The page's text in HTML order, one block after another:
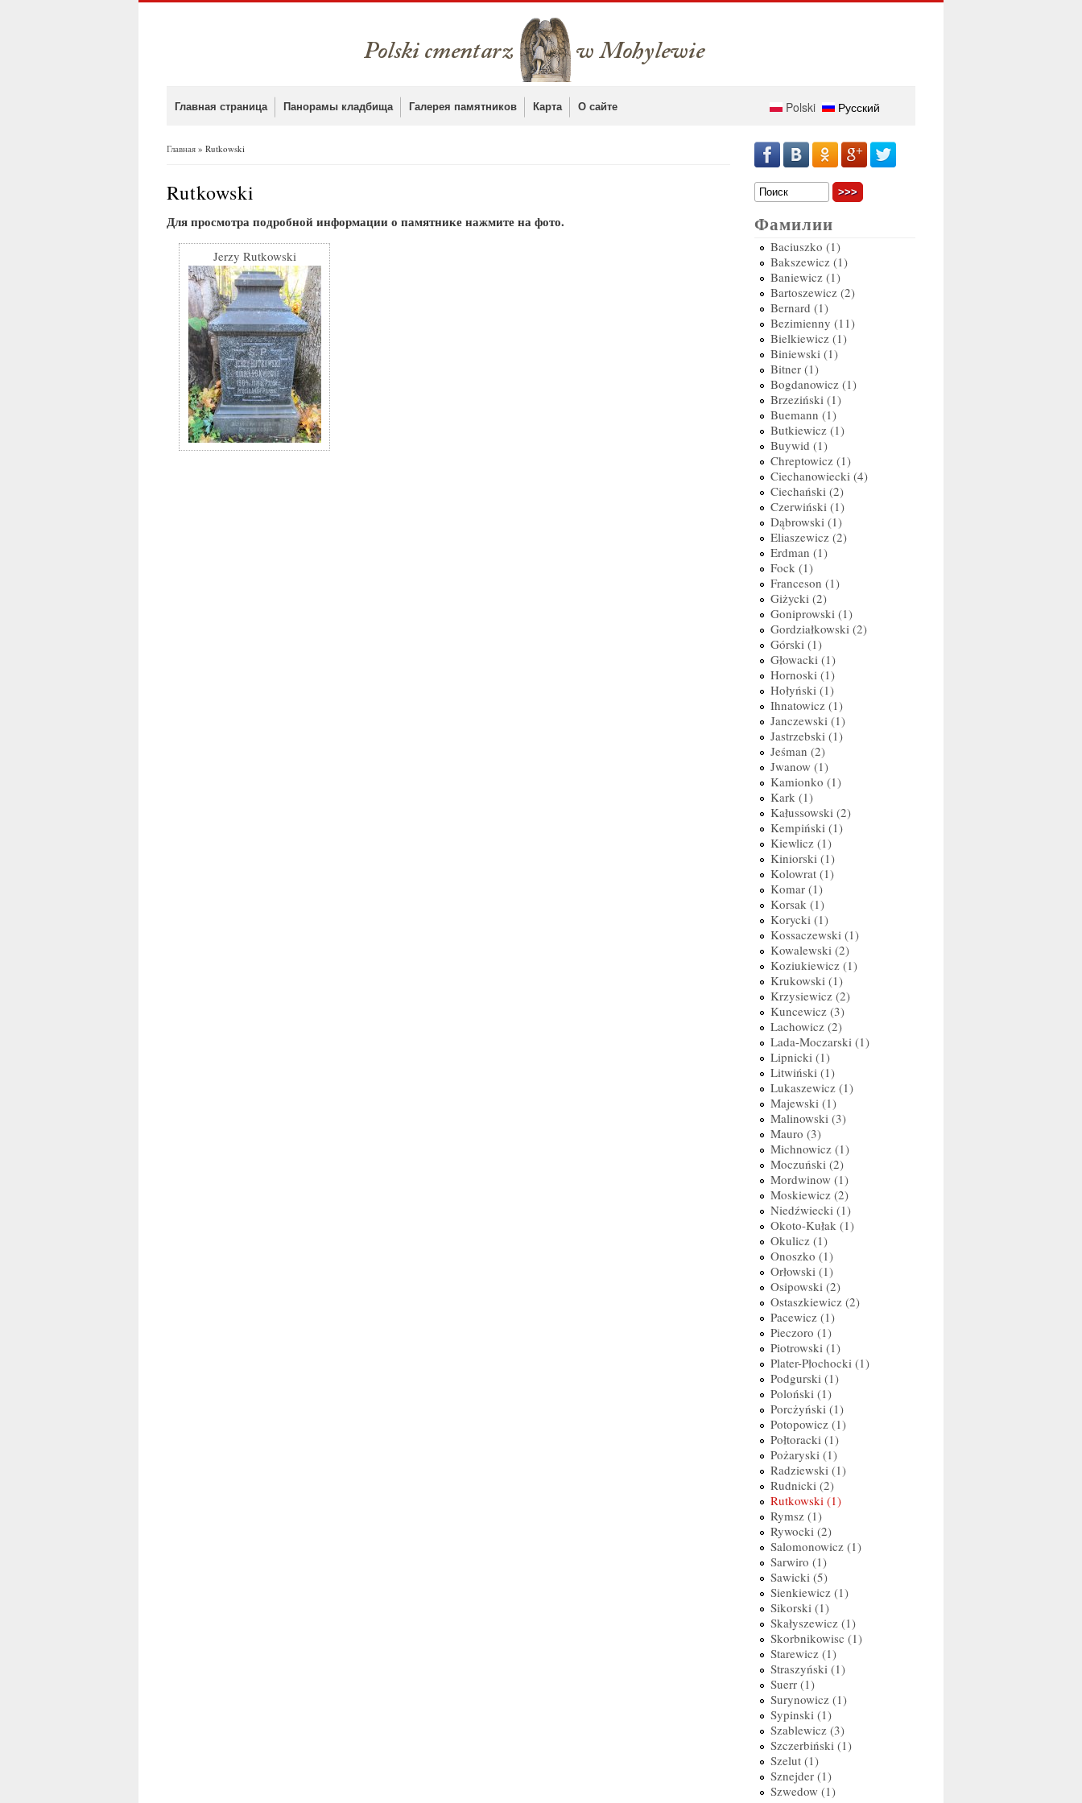
Главная страница Панорамы кладбища Галерея памятников Карта О сайте Polski Русский
Главная » Rutkowski
Rutkowski
Для просмотра подробной информации о памятнике нажмите на фото.
Jerzy Rutkowski
Форма поиска
Поиск
Фамилии
Baciuszko (1)
Bakszewicz (1)
Baniewicz (1)
Bartoszewicz (2)
Bernard (1)
Bezimienny (11)
Bielkiewicz (1)
Biniewski (1)
Bitner (1)
Bogdanowicz (1)
Brzeziński (1)
Buemann (1)
Butkiewicz (1)
Buywid (1)
Chreptowicz (1)
Ciechanowiecki (4)
Ciechański (2)
Czerwiński (1)
Dąbrowski (1)
Eliaszewicz (2)
Erdman (1)
Fock (1)
Franceson (1)
Giżycki (2)
Goniprowski (1)
Gordziałkowski (2)
Górski (1)
Głowacki (1)
Hornoski (1)
Hołyński (1)
Ihnatowicz (1)
Janczewski (1)
Jastrzebski (1)
Jeśman (2)
Jwanow (1)
Kamionko (1)
Kark (1)
Kałussowski (2)
Kempiński (1)
Kiewlicz (1)
Kiniorski (1)
Kolowrat (1)
Komar (1)
Korsak (1)
Korycki (1)
Kossaczewski (1)
Kowalewski (2)
Koziukiewicz (1)
Krukowski (1)
Krzysiewicz (2)
Kuncewicz (3)
Lachowicz (2)
Lada-Moczarski (1)
Lipnicki (1)
Litwiński (1)
Lukaszewicz (1)
Majewski (1)
Malinowski (3)
Mauro (3)
Michnowicz (1)
Moczuński (2)
Mordwinow (1)
Moskiewicz (2)
Niedźwiecki (1)
Okoto-Kułak (1)
Okulicz (1)
Onoszko (1)
Orłowski (1)
Osipowski (2)
Ostaszkiewicz (2)
Pacewicz (1)
Pieczoro (1)
Piotrowski (1)
Plater-Płochocki (1)
Podgurski (1)
Poloński (1)
Porcżyński (1)
Potopowicz (1)
Połtoracki (1)
Pożaryski (1)
Radziewski (1)
Rudnicki (2)
Rutkowski (1)
Rymsz (1)
Rywocki (2)
Salomonowicz (1)
Sarwiro (1)
Sawicki (5)
Sienkiewicz (1)
Sikorski (1)
Skałyszewicz (1)
Skorbnikowisc (1)
Starewicz (1)
Straszyński (1)
Suerr (1)
Surynowicz (1)
Sypinski (1)
Szablewicz (3)
Szczerbiński (1)
Szelut (1)
Sznejder (1)
Szwedow (1)